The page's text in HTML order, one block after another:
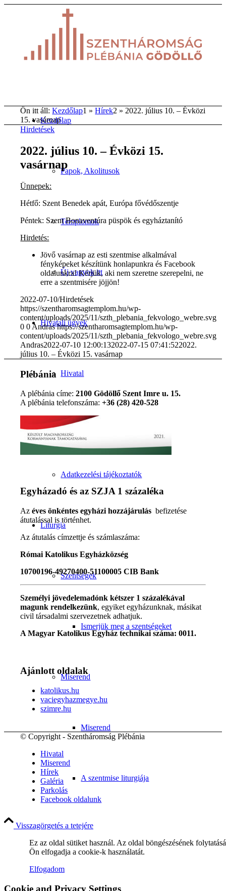
Kezdőlap
Papok, Akolitusok
Templomok
Új vagyok itt
Hivatali ügyek
Hivatal
Parkolás
Adatkezelési tájékoztatók
Liturgia
Szentségek
Ismerjük meg a szentségeket
Miserend
Miserend
A szentmise liturgiája
Betegellátás
Ön itt áll: Kezdőlap1 »Hírek2 » 2022. július 10. – Évközi
15. vasárnap
Hirdetések
2022. július 10. – Évközi 15.
vasárnap
Ünnepek:
Hétfő: Szent Benedek apát, Európa fővédőszentje
Péntek: Szent Bonaventúra püspök és egyháztanító
Hirdetés:
Jövő vasárnap az esti szentmise alkalmával
fényképeket készítünk honlapunkra és Facebook
oldalunkra! Kérjük, aki nem szeretne szerepelni, ne
erre a szentmisére jöjjön!
2022-07-10/Hirdetések
https://szentharomsagtemplom.hu/wp-
content/uploads/2025/11/szth_plebania_fekvologo_webre.svg
0 0 Andras https://szentharomsagtemplom.hu/wp-
content/uploads/2025/11/szth_plebania_fekvologo_webre.svg
Andras2022-07-10 12:00:132022-07-15 07:41:522022.
július 10. – Évközi 15. vasárnap
Plébánia
A plébánia címe:2100 Gödöllő Szent Imre u. 15.
A plébánia telefonszáma:+36 (28) 420-528
Egyházadó és az SZJA 1 százaléka
Azéves önkéntes egyházi hozzájárulás befizetése
átutalással is történhet.
Az átutalás címzettje és számlaszáma:
Római Katolikus Egyházközség
10700196-49270400-51100005 CIB Bank
Személyi jövedelemadónk kétszer 1 százalékával
magunk rendelkezünk, egyiket egyházunknak, másikat
civil társadalmi szervezetnek adhatjuk.
A Magyar Katolikus Egyház technikai száma: 0011.
Ajánlott oldalak
katolikus.hu
vaciegyhazmegye.hu
szimre.hu
© Copyright - Szentháromság Plébánia
Hivatal
Miserend
Hírek
Galéria
Parkolás
Facebook oldalunk
Visszagörgetés a tetejére
Ez az oldal sütiket használ. Az oldal böngészésének
Ön elfogadja a cookie-k használatát.
Elfogadom
Cookie and Privacy Settings